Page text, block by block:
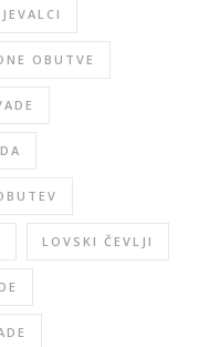
OBUTVE
LOVSKI ČEVLJI